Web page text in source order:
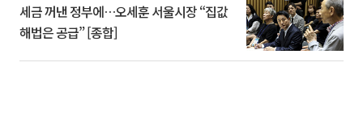
세금 꺼낸 정부에…오세훈 서울시장 “집값
해법은 공급” [종합]